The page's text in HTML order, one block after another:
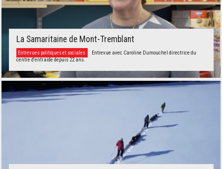
La Samaritaine de Mont-Tremblant
Entrevues politiques et sociales
Entrevue avec Caroline Dumouchel directrice du
centre d'entraide depuis 22 ans.